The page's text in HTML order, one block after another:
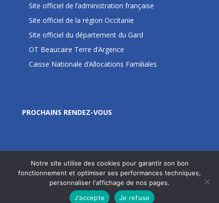
Site officiel de l’administration française
Site officiel de la région Occitanie
Site officiel du département du Gard
OT Beaucaire Terre d’Argence
Caisse Nationale d’Allocations Familiales
PROCHAINS RENDEZ-VOUS
Site édité par la Commune de Jonquières Saint Vincent
- © 2020
Notre site utilise des cookies pour garantir son bon
fonctionnement et optimiser ses performances techniques,
personnaliser l'affichage de nos pages.
J'accepte
Je refuse